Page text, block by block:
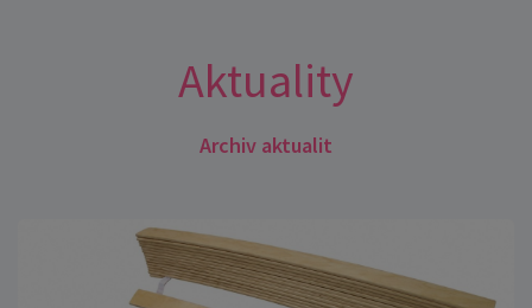
Aktuality
Archiv aktualit